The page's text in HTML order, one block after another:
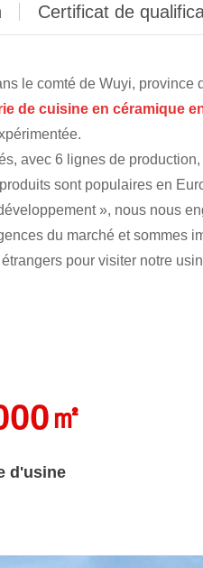
Certificat de
le comté de Wuyi,
de cuisine en céramique
avec 6 lignes de
sont populaires en
», nous nous
du marché et
pour visiter notre
㎡
d'usine